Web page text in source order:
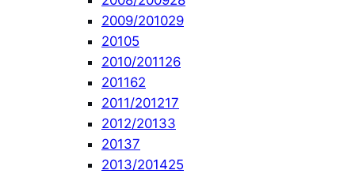
2009/201029
20105
2010/201126
201162
2011/201217
2012/20133
20137
2013/201425